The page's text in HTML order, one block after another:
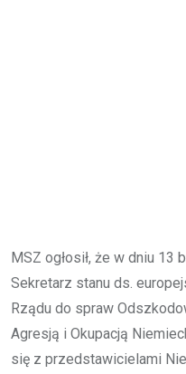
MSZ ogłosił, że w dniu 13
Sekretarz stanu ds.
Rządu do spraw
Agresją i Okupacją
się z przedstawicielami